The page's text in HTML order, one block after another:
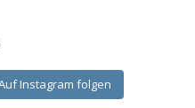
Instagram folgen